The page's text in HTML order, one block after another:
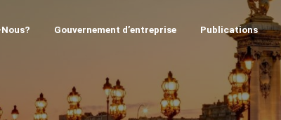
Gouvernement d’entreprise Publications